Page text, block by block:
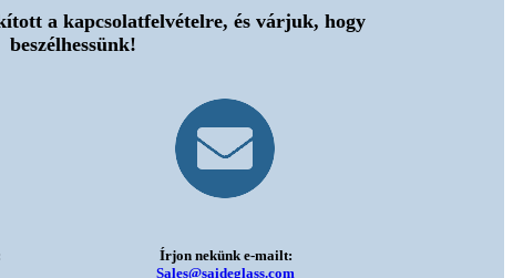
a kapcsolatfelvételre, és várjuk, hogy
beszélhessünk!
Írjon nekünk e-mailt:
Sales@saideglass.com